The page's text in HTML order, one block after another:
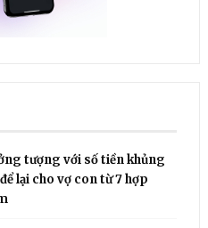
tượng với số tiền khủng
lại cho vợ con từ 7 hợp